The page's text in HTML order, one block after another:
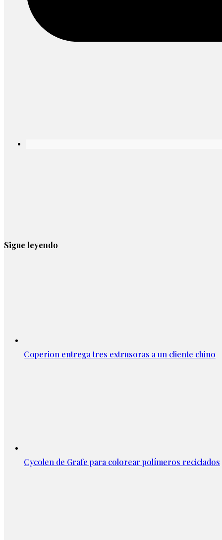
Sigue leyendo
Coperion entrega tres extrusoras a un cliente chino
Cycolen de Grafe para colorear polímeros reciclados